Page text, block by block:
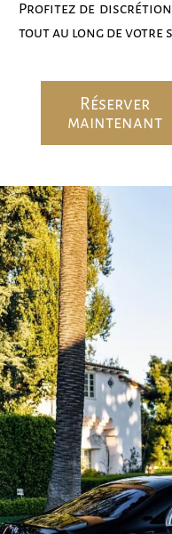
Profitez de
tout au long de votre
Réserver
maintenant